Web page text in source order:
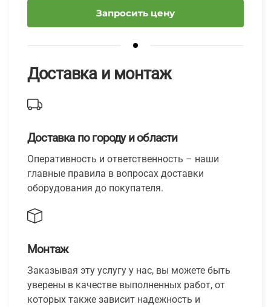
Запросить цену
Доставка и монтаж
Доставка по городу и области
Оперативность и ответственность – наши
главные правила в вопросах доставки
оборудования до покупателя.
Монтаж
Заказывая эту услугу у нас, вы можете быть
уверены в качестве выполненных работ, от
которых также зависит надежность и